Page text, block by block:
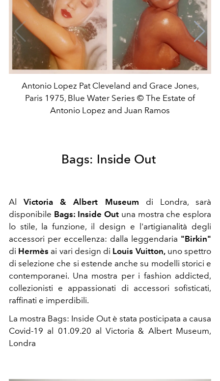
Antonio Lopez Pat Cleveland and Grace Jones,
Paris 1975, Blue Water Series © The Estate of
Antonio Lopez and Juan Ramos
Bags: Inside Out
Al Victoria & Albert Museum di Londra, sarà
disponibile Bags: Inside Out una mostra che esplora
lo stile, la funzione, il design e l'artigianalità degli
accessori per eccellenza: dalla leggendaria "Birkin"
di Hermès ai vari design di Louis Vuitton,uno spettro
di selezione che si estende anche su modelli storici e
contemporanei. Una mostra per i fashion addicted,
collezionisti e appassionati di accessori sofisticati,
raffinati e imperdibili.
La mostra Bags: Inside Out è stata posticipata a causa
Covid-19 al 01.09.20 al Victoria & Albert Museum,
Londra